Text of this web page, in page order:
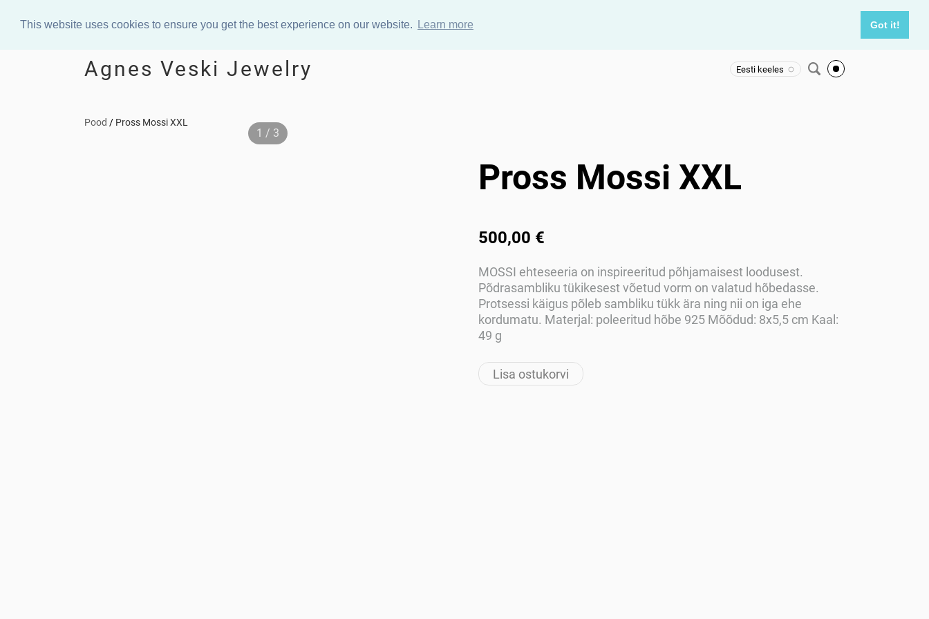
This website uses cookies to ensure you get the best experience on our website. Learn more Got it!
Agnes Veski Jewelry Eesti keeles
Pood / Pross Mossi XXL
1 / 3
Pross Mossi XXL
500,00 €
MOSSI ehteseeria on inspireeritud põhjamaisest loodusest.
Põdrasambliku tükikesest võetud vorm on valatud hõbedasse.
Protsessi käigus põleb sambliku tükk ära ning nii on iga ehe
kordumatu. Materjal: poleeritud hõbe 925 Mõõdud: 8x5,5 cm Kaal:
49 g
Lisa ostukorvi